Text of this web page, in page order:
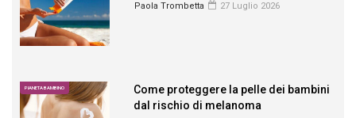
Paola Trombetta 27 Luglio 2026
PIANETA BAMBINO
Come proteggere la pelle dei bambini
dal rischio di melanoma